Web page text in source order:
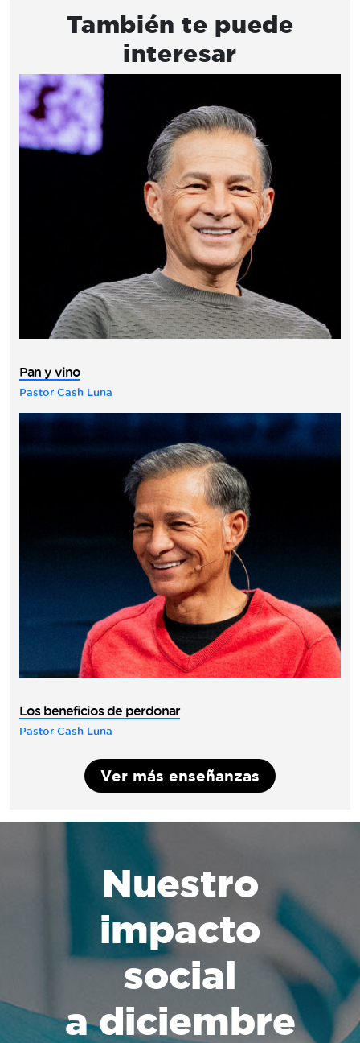
También te puede
interesar
Pan y vino
Pastor Cash Luna
Los beneficios de perdonar
Pastor Cash Luna
Ver más enseñanzas
Nuestro
impacto
social
a diciembre